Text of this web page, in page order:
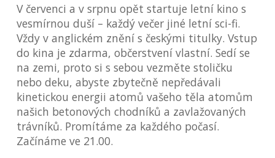
V červenci a v srpnu opět startuje letní kino s
vesmírnou duší – každý večer jiné letní sci-fi.
Vždy v anglickém znění s českými titulky. Vstup
do kina je zdarma, občerstvení vlastní. Sedí se
na zemi, proto si s sebou vezměte stoličku
nebo deku, abyste zbytečně nepředávali
kinetickou energii atomů vašeho těla atomům
našich betonových chodníků a zavlažovaných
trávníků. Promítáme za každého počasí.
Začínáme ve 21.00.